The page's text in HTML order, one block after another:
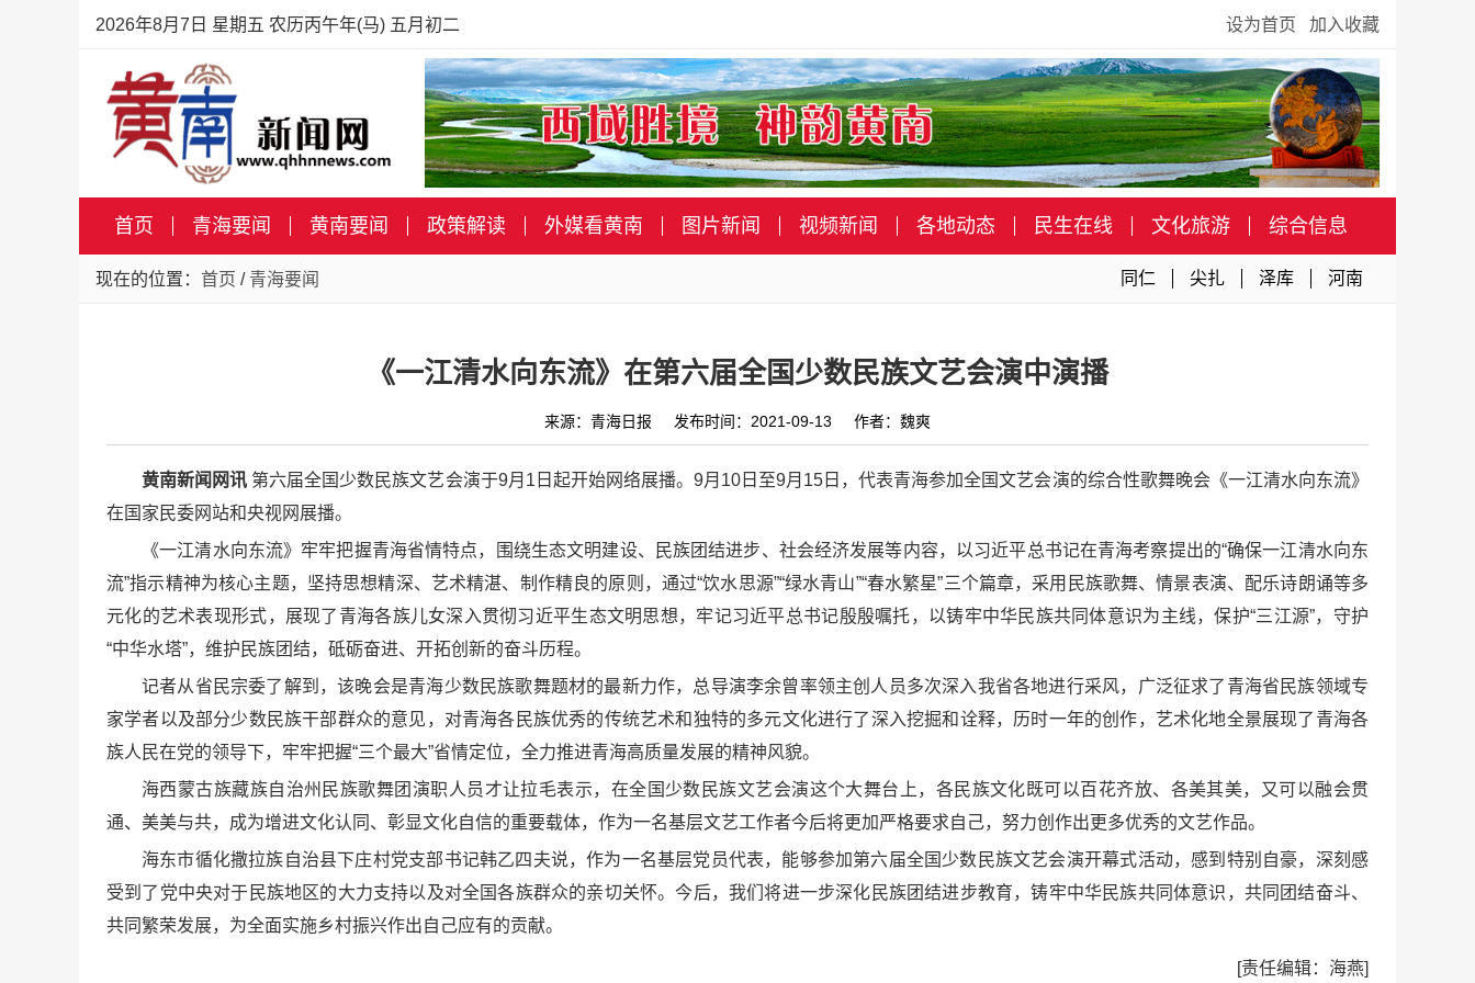
2026年8月7日 星期五 农历丙午年(马) 五月初二 设为首页 加入收藏
首页 青海要闻 黄南要闻 政策解读 外媒看黄南 图片新闻 视频新闻 各地动态 民生在线 文化旅游 综合信息
现在的位置： 首页 / 青海要闻 同仁 尖扎 泽库 河南
《一江清水向东流》在第六届全国少数民族文艺会演中演播
来源：青海日报 发布时间：2021-09-13 作者：魏爽
黄南新闻网讯 第六届全国少数民族文艺会演于9月1日起开始网络展播。9月10日至9月15日，代表青海参加全国文艺会演的综合性歌舞晚会《一江清水向东流》
在国家民委网站和央视网展播。
《一江清水向东流》牢牢把握青海省情特点，围绕生态文明建设、民族团结进步、社会经济发展等内容，以习近平总书记在青海考察提出的“确保一江清水向东
流”指示精神为核心主题，坚持思想精深、艺术精湛、制作精良的原则，通过“饮水思源”“绿水青山”“春水繁星”三个篇章，采用民族歌舞、情景表演、配乐诗朗诵等多
元化的艺术表现形式，展现了青海各族儿女深入贯彻习近平生态文明思想，牢记习近平总书记殷殷嘱托，以铸牢中华民族共同体意识为主线，保护“三江源”，守护
“中华水塔”，维护民族团结，砥砺奋进、开拓创新的奋斗历程。
记者从省民宗委了解到，该晚会是青海少数民族歌舞题材的最新力作，总导演李余曾率领主创人员多次深入我省各地进行采风，广泛征求了青海省民族领域专
家学者以及部分少数民族干部群众的意见，对青海各民族优秀的传统艺术和独特的多元文化进行了深入挖掘和诠释，历时一年的创作，艺术化地全景展现了青海各
族人民在党的领导下，牢牢把握“三个最大”省情定位，全力推进青海高质量发展的精神风貌。
海西蒙古族藏族自治州民族歌舞团演职人员才让拉毛表示，在全国少数民族文艺会演这个大舞台上，各民族文化既可以百花齐放、各美其美，又可以融会贯
通、美美与共，成为增进文化认同、彰显文化自信的重要载体，作为一名基层文艺工作者今后将更加严格要求自己，努力创作出更多优秀的文艺作品。
海东市循化撒拉族自治县下庄村党支部书记韩乙四夫说，作为一名基层党员代表，能够参加第六届全国少数民族文艺会演开幕式活动，感到特别自豪，深刻感
受到了党中央对于民族地区的大力支持以及对全国各族群众的亲切关怀。今后，我们将进一步深化民族团结进步教育，铸牢中华民族共同体意识，共同团结奋斗、
共同繁荣发展，为全面实施乡村振兴作出自己应有的贡献。
[责任编辑：海燕]